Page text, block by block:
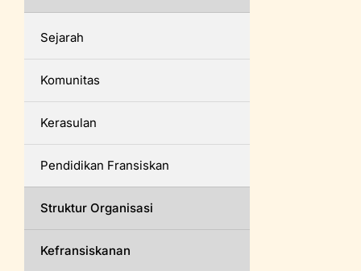
Sejarah
Komunitas
Kerasulan
Pendidikan Fransiskan
Struktur Organisasi
Kefransiskanan